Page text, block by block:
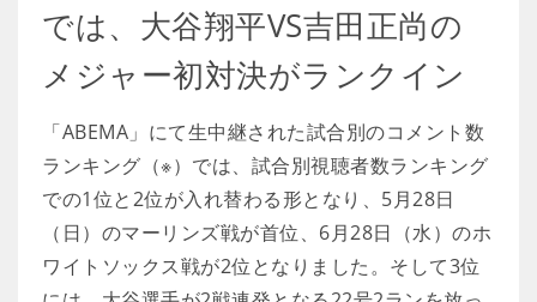
では、大谷翔平VS吉田正尚の
メジャー初対決がランクイン
「ABEMA」にて生中継された試合別のコメント数
ランキング（※）では、試合別視聴者数ランキング
での1位と2位が入れ替わる形となり、5月28日
（日）のマーリンズ戦が首位、6月28日（水）のホ
ワイトソックス戦が2位となりました。そして3位